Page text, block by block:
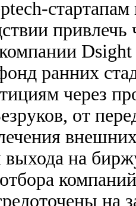
ранних
через
от
выхода на
на